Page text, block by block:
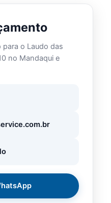
para o Laudo das
no Mandaqui e